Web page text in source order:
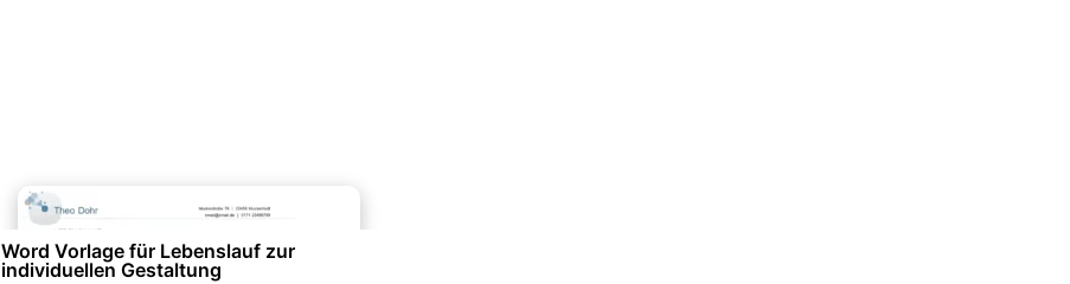
Word Vorlage für Lebenslauf zur
individuellen Gestaltung